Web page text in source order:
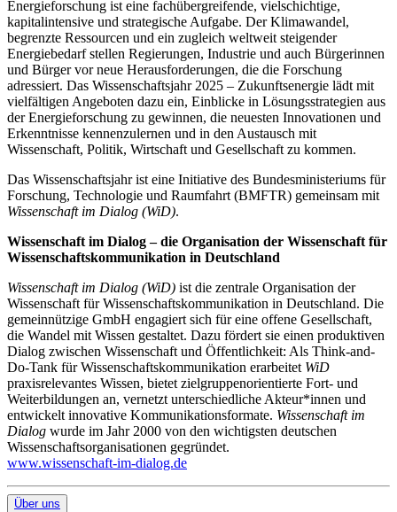
Energieforschung ist eine fachübergreifende, vielschichtige,
kapitalintensive und strategische Aufgabe. Der Klimawandel,
begrenzte Ressourcen und ein zugleich weltweit steigender
Energiebedarf stellen Regierungen, Industrie und auch Bürgerinnen
und Bürger vor neue Herausforderungen, die die Forschung
adressiert. Das Wissenschaftsjahr 2025 – Zukunftsenergie lädt mit
vielfältigen Angeboten dazu ein, Einblicke in Lösungsstrategien aus
der Energieforschung zu gewinnen, die neuesten Innovationen und
Erkenntnisse kennenzulernen und in den Austausch mit
Wissenschaft, Politik, Wirtschaft und Gesellschaft zu kommen.
Das Wissenschaftsjahr ist eine Initiative des Bundesministeriums für
Forschung, Technologie und Raumfahrt (BMFTR) gemeinsam mit
Wissenschaft im Dialog (WiD).
Wissenschaft im Dialog – die Organisation der Wissenschaft für
Wissenschaftskommunikation in Deutschland
Wissenschaft im Dialog (WiD) ist die zentrale Organisation der
Wissenschaft für Wissenschaftskommunikation in Deutschland. Die
gemeinnützige GmbH engagiert sich für eine offene Gesellschaft,
die Wandel mit Wissen gestaltet. Dazu fördert sie einen produktiven
Dialog zwischen Wissenschaft und Öffentlichkeit: Als Think-and-
Do-Tank für Wissenschaftskommunikation erarbeitet WiD
praxisrelevantes Wissen, bietet zielgruppenorientierte Fort- und
Weiterbildungen an, vernetzt unterschiedliche Akteur*innen und
entwickelt innovative Kommunikationsformate. Wissenschaft im
Dialog wurde im Jahr 2000 von den wichtigsten deutschen
Wissenschaftsorganisationen gegründet.
www.wissenschaft-im-dialog.de
Über uns